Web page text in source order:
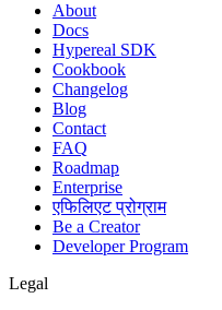
About
Docs
Hypereal SDK
Cookbook
Changelog
Blog
Contact
FAQ
Roadmap
Enterprise
एफिलिएट प्रोग्राम
Be a Creator
Developer Program
Legal